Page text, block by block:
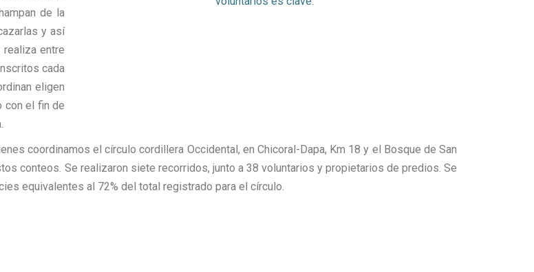
de la
y así
realiza entre
cada
eligen
con el fin de
coordinamos el círculo cordillera Occidental, en Chicoral-Dapa, Km 18 y el Bosque de San
conteos. Se realizaron siete recorridos, junto a 38 voluntarios y propietarios de predios. Se
equivalentes al 72% del total registrado para el círculo.